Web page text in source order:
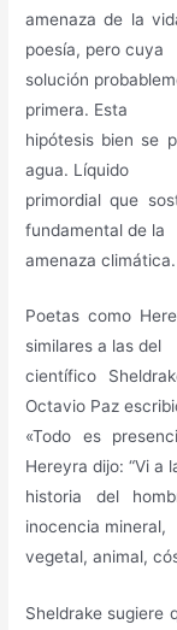
amenaza de la
poesía, pero cuya
solución
primera. Esta
hipótesis bien se
agua. Líquido
primordial que
fundamental de la
amenaza climática.
Poetas como
similares a las del
científico
Octavio Paz
«Todo es
Hereyra dijo: “Vi a
historia del
inocencia mineral,
vegetal, animal,
Sheldrake sugiere